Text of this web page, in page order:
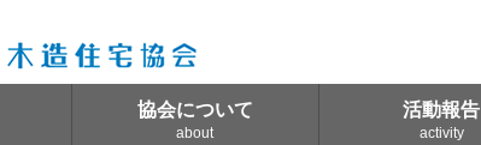
協会について
about
活動報告
activity